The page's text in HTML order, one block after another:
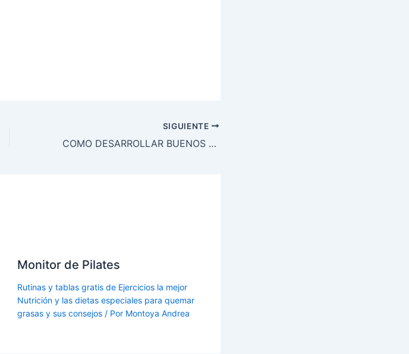
SIGUIENTE
COMO DESARROLLAR BUENOS PECTORALES
Monitor de Pilates
Rutinas y tablas gratis de Ejercicios la mejor
Nutrición y las dietas especiales para quemar
grasas y sus consejos/ Por Montoya Andrea